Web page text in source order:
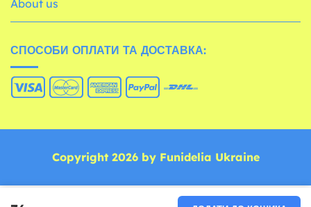
About us
СПОСОБИ ОПЛАТИ ТА ДОСТАВКА:
Copyright 2026 by Funidelia Ukraine